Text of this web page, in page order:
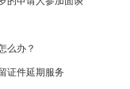
么办？
证件延期服务